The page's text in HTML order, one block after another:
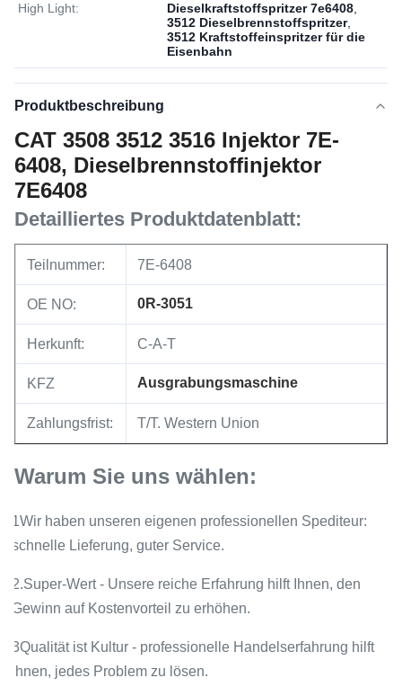
High Light: Dieselkraftstoffspritzer 7e6408
3512 Dieselbrennstoffspritzer,
3512 Kraftstoffeinspritzer für die
Eisenbahn
Produktbeschreibung
CAT 3508 3512 3516 Injektor 7E-
6408, Dieselbrennstoffinjektor
7E6408
Detailliertes Produktdatenblatt:
Teilnummer: 7E-6408
OE NO: 0R-3051
Herkunft: C-A-T
KFZ Ausgrabungsmaschine
Zahlungsfrist: T/T. Western Union
Warum Sie uns wählen:
1Wir haben unseren eigenen professionellen Spediteur:
schnelle Lieferung, guter Service.
2.Super-Wert - Unsere reiche Erfahrung hilft Ihnen, den
Gewinn auf Kostenvorteil zu erhöhen.
3Qualität ist Kultur - professionelle Handelserfahrung hilft
Ihnen, jedes Problem zu lösen.